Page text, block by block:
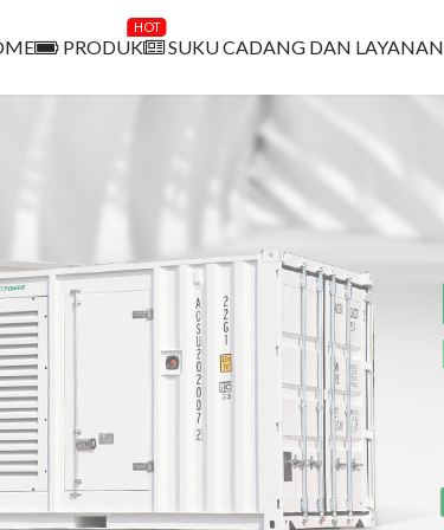
PRODUK
HOT
SUKU CADANG DAN LAYANAN